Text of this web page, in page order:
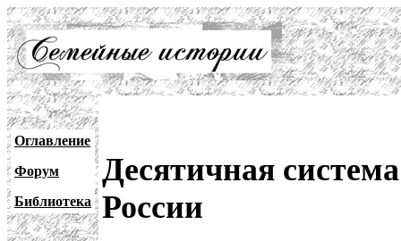
Оглавление
Форум
Библиотека
Десятичная
России